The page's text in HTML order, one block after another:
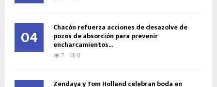
04 Chacón refuerza acciones de desazolve de
pozos de absorción para prevenir
encharcamientos...
7 0
Zendaya y Tom Holland celebran boda en